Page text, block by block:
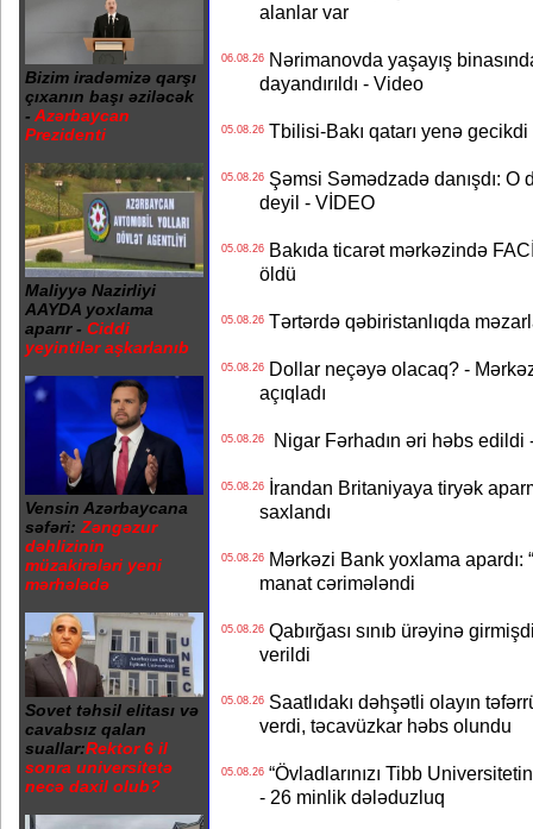
Bizim iradəmizə qarşı
çıxanın başı əziləcək
- Azərbaycan
Prezidenti
Maliyyə Nazirliyi
AAYDA yoxlama
aparır - Ciddi
yeyintilər aşkarlanıb
Vensin Azərbaycana
səfəri: Zəngəzur
dəhlizinin
müzakirələri yeni
mərhələdə
Sovet təhsil elitası və
cavabsız qalan
suallar:Rektor 6 il
sonra universitetə
necə daxil olub?
alanlar var
06.08.26Nərimanovda yaşayış
dayandırıldı - Video
05.08.26Tbilisi-Bakı qatarı yenə gecikdi
05.08.26Şəmsi Səmədzadə danışdı: O
deyil - VİDEO
05.08.26Bakıda ticarət mərkəzində
öldü
05.08.26Tərtərdə qəbiristanlıqda
05.08.26Dollar neçəyə olacaq? -
açıqladı
05.08.26Nigar Fərhadın əri həbs edildi
05.08.26İrandan Britaniyaya tiryək
saxlandı
05.08.26Mərkəzi Bank yoxlama apardı:
manat cərimələndi
05.08.26Qabırğası sınıb ürəyinə
verildi
05.08.26Saatlıdakı dəhşətli olayın
verdi, təcavüzkar həbs olundu
05.08.26“Övladlarınızı Tibb
- 26 minlik dələduzluq